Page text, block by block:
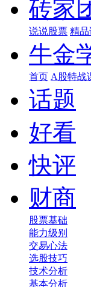
砖家
说说股票 精
牛金
首页 A股特战
话题
好看
快评
财商
股票基础
能力级别
交易心法
选股技巧
技术分析
基本分析